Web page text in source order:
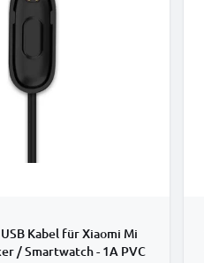
Kabel für Xiaomi Mi
/ Smartwatch - 1A PVC